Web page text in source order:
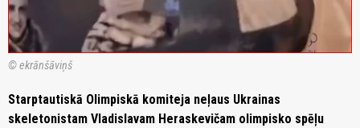
© ekrānšāviņš
Starptautiskā Olimpiskā komiteja neļaus Ukrainas
skeletonistam Vladislavam Heraskevičam olimpisko spēļu